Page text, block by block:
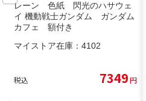
レーン 色紙 閃光のハサウェ
イ 機動戦士ガンダム ガンダム
カフェ 額付き
マイストア在庫： 4102
税込 7349円